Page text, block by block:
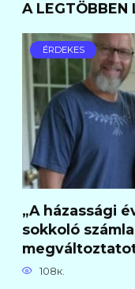
A LEGTÖBBEN
ÉRDEKES
„A házassági
sokkoló
108к.